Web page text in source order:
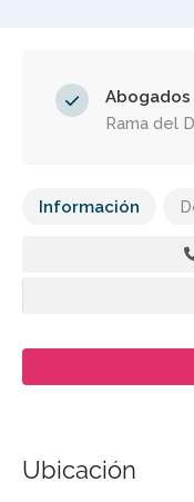
Abogados
Rama del
Información
Ubicación